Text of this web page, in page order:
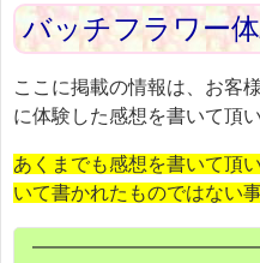
バッチフラワー
ここに掲載の情報は、お客
に体験した感想を書いて頂
あくまでも感想を書いて頂
いて書かれたものではない